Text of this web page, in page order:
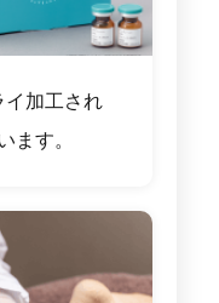
イ加工され
ます。